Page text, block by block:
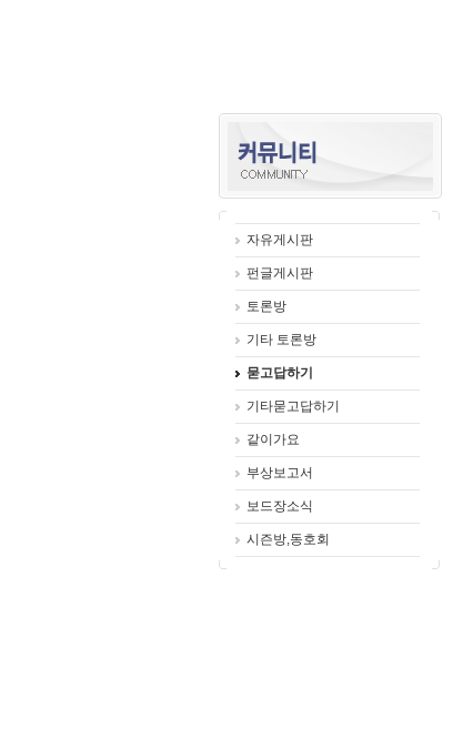
자유게시판
펀글게시판
토론방
기타 토론방
묻고답하기
기타묻고답하기
같이가요
부상보고서
보드장소식
시즌방,동호회